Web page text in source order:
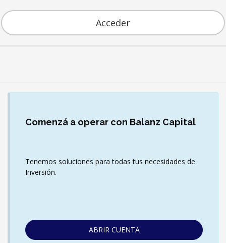
Acceder
Comenzá a operar con Balanz Capital
Tenemos soluciones para todas tus necesidades de
Inversión.
ABRIR CUENTA